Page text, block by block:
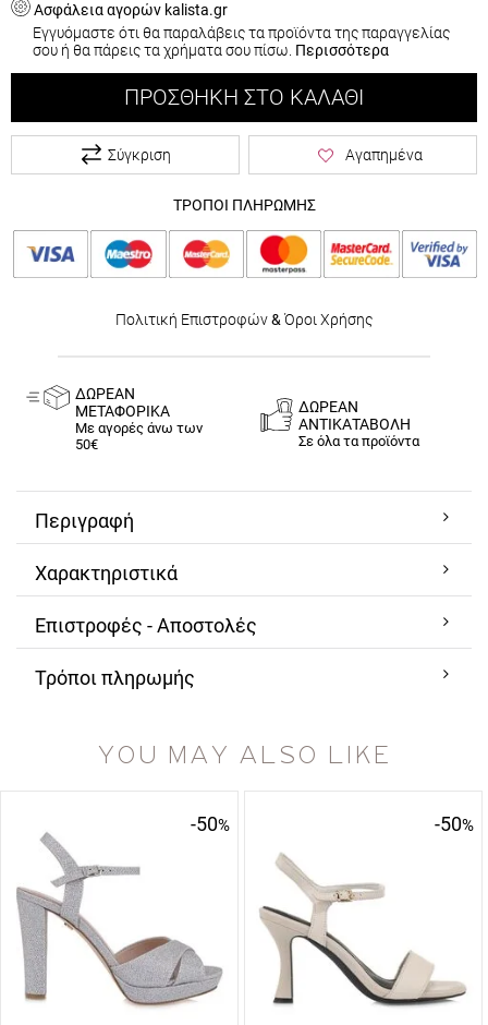
Ασφάλεια αγορών kalista.gr
Εγγυόμαστε ότι θα παραλάβεις τα προϊόντα της παραγγελίας
σου ή θα πάρεις τα χρήματα σου πίσω. Περισσότερα
ΠΡΟΣΘΉΚΗ ΣΤΟ ΚΑΛΆΘΙ
Σύγκριση Αγαπημένα
ΤΡΟΠΟΙ ΠΛΗΡΩΜΗΣ
Πολιτική Επιστροφών& Όροι Χρήσης
ΔΩΡΕΑΝ
ΜΕΤΑΦΟΡΙΚΑ
Με αγορές άνω των
50€
ΔΩΡΕΑΝ
ΑΝΤΙΚΑΤΑΒΟΛΗ
Σε όλα τα προϊόντα
Περιγραφή
Χαρακτηριστικά
Επιστροφές - Αποστολές
Τρόποι πληρωμής
YOU MAY ALSO LIKE
-50% -50%